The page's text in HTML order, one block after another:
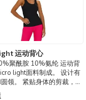
运动背心
聚酰胺 10%氨纶 运动背
light面料制成。 设计有
领。 紧贴身体的剪裁，适
。 提供UV50+防护。 颜